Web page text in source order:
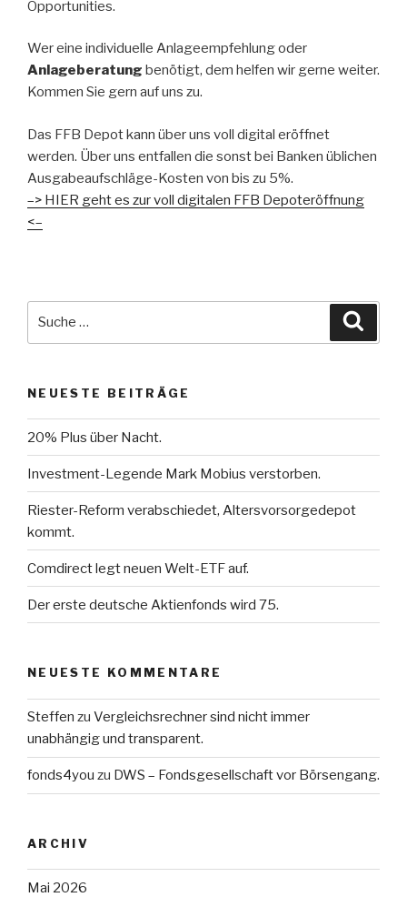
Opportunities.
Wer eine individuelle Anlageempfehlung oder
Anlageberatung benötigt, dem helfen wir gerne weiter.
Kommen Sie gern auf uns zu.
Das FFB Depot kann über uns voll digital eröffnet
werden. Über uns entfallen die sonst bei Banken üblichen
Ausgabeaufschläge-Kosten von bis zu 5%.
–> HIER geht es zur voll digitalen FFB Depoteröffnung
<–
NEUESTE BEITRÄGE
20% Plus über Nacht.
Investment-Legende Mark Mobius verstorben.
Riester-Reform verabschiedet, Altersvorsorgedepot
kommt.
Comdirect legt neuen Welt-ETF auf.
Der erste deutsche Aktienfonds wird 75.
NEUESTE KOMMENTARE
Steffen zu Vergleichsrechner sind nicht immer
unabhängig und transparent.
fonds4you zu DWS – Fondsgesellschaft vor Börsengang.
ARCHIV
Mai 2026